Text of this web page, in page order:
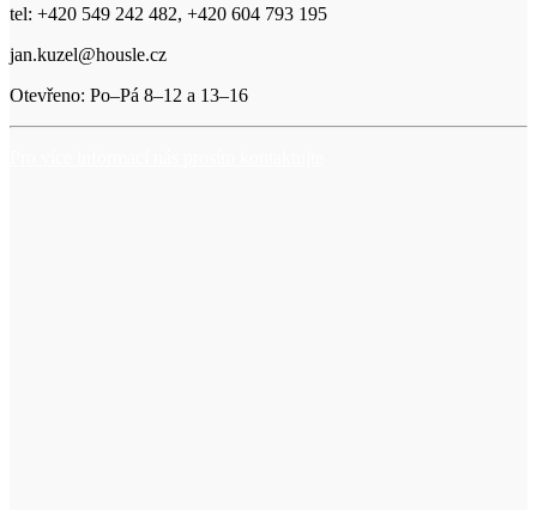
tel: +420 549 242 482, +420 604 793 195
jan.kuzel@housle.cz
Otevřeno: Po–Pá 8–12 a 13–16